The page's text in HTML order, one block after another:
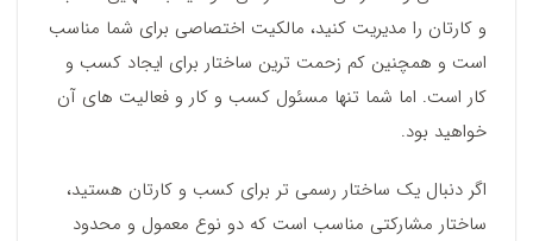
و کارتان را مدیریت کنید، مالکیت اختصاصی برای شما مناسب
است و همچنین کم زحمت ترین ساختار برای ایجاد کسب و
کار است. اما شما تنها مسئول کسب و کار و فعالیت های آن
خواهید بود.
اگر دنبال یک ساختار رسمی تر برای کسب و کارتان هستید،
ساختار مشارکتی مناسب است که دو نوع معمول و محدود